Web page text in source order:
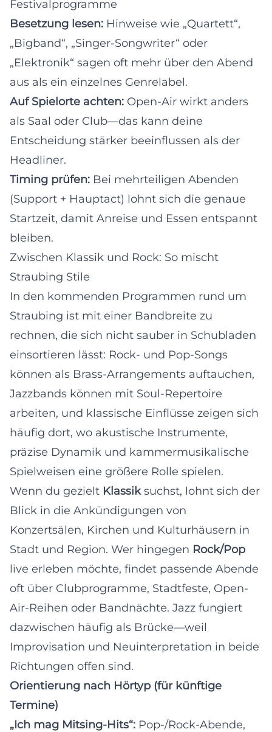
Festivalprogramme
Besetzung lesen: Hinweise wie „Quartett“,
„Bigband“, „Singer-Songwriter“ oder
„Elektronik“ sagen oft mehr über den Abend
aus als ein einzelnes Genrelabel.
Auf Spielorte achten: Open-Air wirkt anders
als Saal oder Club—das kann deine
Entscheidung stärker beeinflussen als der
Headliner.
Timing prüfen: Bei mehrteiligen Abenden
(Support + Hauptact) lohnt sich die genaue
Startzeit, damit Anreise und Essen entspannt
bleiben.
Zwischen Klassik und Rock: So mischt
Straubing Stile
In den kommenden Programmen rund um
Straubing ist mit einer Bandbreite zu
rechnen, die sich nicht sauber in Schubladen
einsortieren lässt: Rock- und Pop-Songs
können als Brass-Arrangements auftauchen,
Jazzbands können mit Soul-Repertoire
arbeiten, und klassische Einflüsse zeigen sich
häufig dort, wo akustische Instrumente,
präzise Dynamik und kammermusikalische
Spielweisen eine größere Rolle spielen.
Wenn du gezielt Klassiksuchst, lohnt sich der
Blick in die Ankündigungen von
Konzertsälen, Kirchen und Kulturhäusern in
Stadt und Region. Wer hingegen Rock/Pop
live erleben möchte, findet passende Abende
oft über Clubprogramme, Stadtfeste, Open-
Air-Reihen oder Bandnächte. Jazz fungiert
dazwischen häufig als Brücke—weil
Improvisation und Neuinterpretation in beide
Richtungen offen sind.
Orientierung nach Hörtyp (für künftige
Termine)
„Ich mag Mitsing-Hits“: Pop-/Rock-Abende,